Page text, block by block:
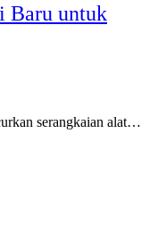
Baru untuk
serangkaian alat…